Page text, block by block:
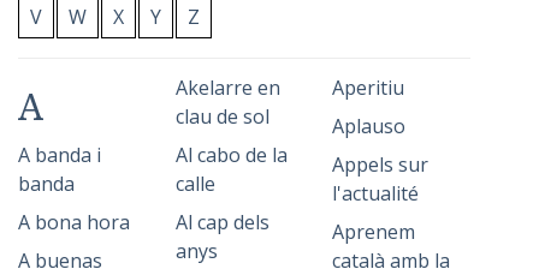
V
W X Y Z
A
A banda i
banda
A bona hora
A buenas
Akelarre en
clau de sol
Al cabo de la
calle
Al cap dels
anys
Aperitiu
Aplauso
Appels sur
l'actualité
Aprenem
català amb la